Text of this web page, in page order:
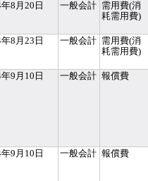
8月20日 一般会計 需用費(消
耗需用費)
8月23日 一般会計 需用費(消
耗需用費)
9月10日 一般会計 報償費
9月10日 一般会計 報償費